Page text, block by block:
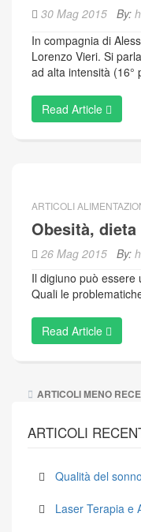
30 Mag 2015 By:
In compagnia di
Lorenzo Vieri. Si
ad alta intensità (16°
Read Article
ARTICOLI
Obesità,
26 Mag 2015 By:
Il digiuno può essere
Quali le
Read Article
Navigazione
ARTICOLI MENO
ARTICOLI
Qualità del
Laser Terapia e